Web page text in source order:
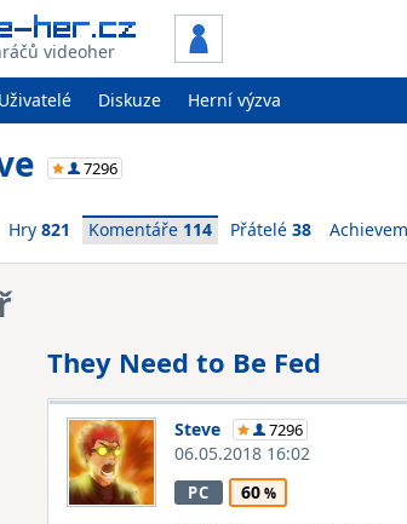
videoher
Uživatelé Diskuze Herní výzva
7296
Hry 821 Komentáře 114 Přátelé 38
They Need to Be Fed
Steve 7296
06.05.2018 16:02
PC
60